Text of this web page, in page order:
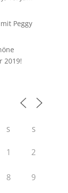
Peggy
2019!
S S
1 2
8 9